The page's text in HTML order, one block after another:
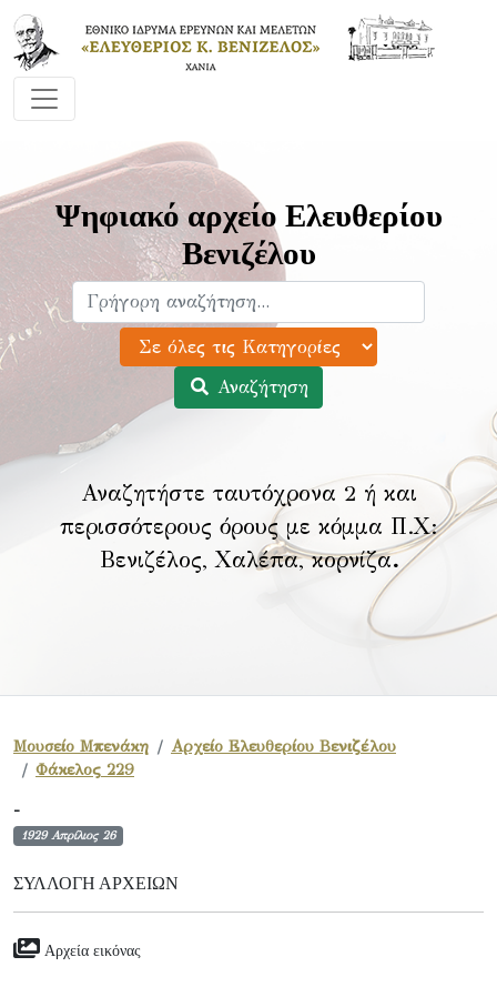
Ψηφιακό αρχείο Ελευθερίου
Βενιζέλου
Αναζήτηση
Αναζητήστε ταυτόχρονα 2 ή και
περισσότερους όρους με κόμμα Π.Χ:
Βενιζέλος, Χαλέπα, κορνίζα.
Μουσείο Μπενάκη
Αρχείο Ελευθερίου Βενιζέλου
Φάκελος 229
-
1929 Απρίλιος 26
ΣΥΛΛΟΓΉ ΑΡΧΕΊΩΝ
Αρχεία εικόνας